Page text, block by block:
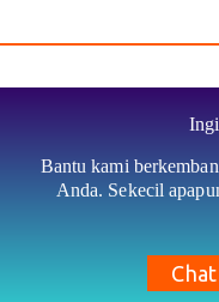
Bantu kami
Anda. Sekecil